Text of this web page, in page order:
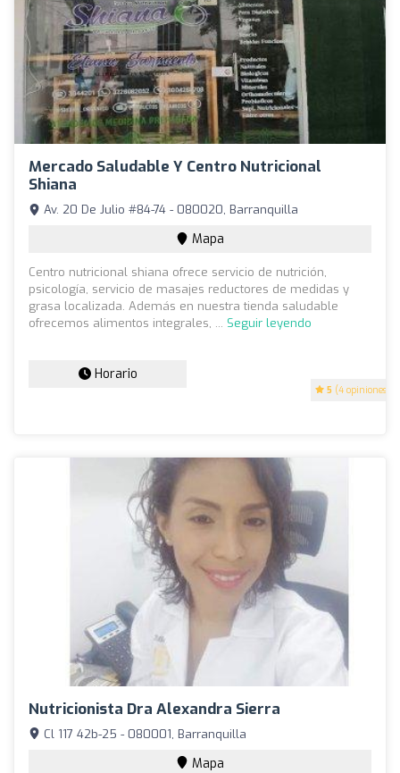
Mercado Saludable Y Centro Nutricional
Shiana
5 (4 opiniones)
Av. 20 De Julio #84-74 - 080020, Barranquilla
Mapa
Centro nutricional shiana ofrece servicio de nutrición,
psicología, servicio de masajes reductores de medidas y
grasa localizada. Además en nuestra tienda saludable
ofrecemos alimentos integrales, ... Seguir leyendo
Horario
Nutricionista Dra Alexandra Sierra
Cl 117 42b-25 - 080001, Barranquilla
Mapa